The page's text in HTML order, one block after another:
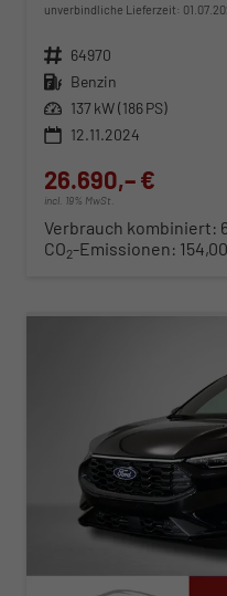
unverbindliche Lieferzeit:
Fahrzeugnr. 64970
Kraftstoff Benzin
Leistung 137 kW (186 PS)
12.11.2024
26.690,– €
incl. 19% MwSt.
Verbrauch kombiniert:
CO2-Emissionen: